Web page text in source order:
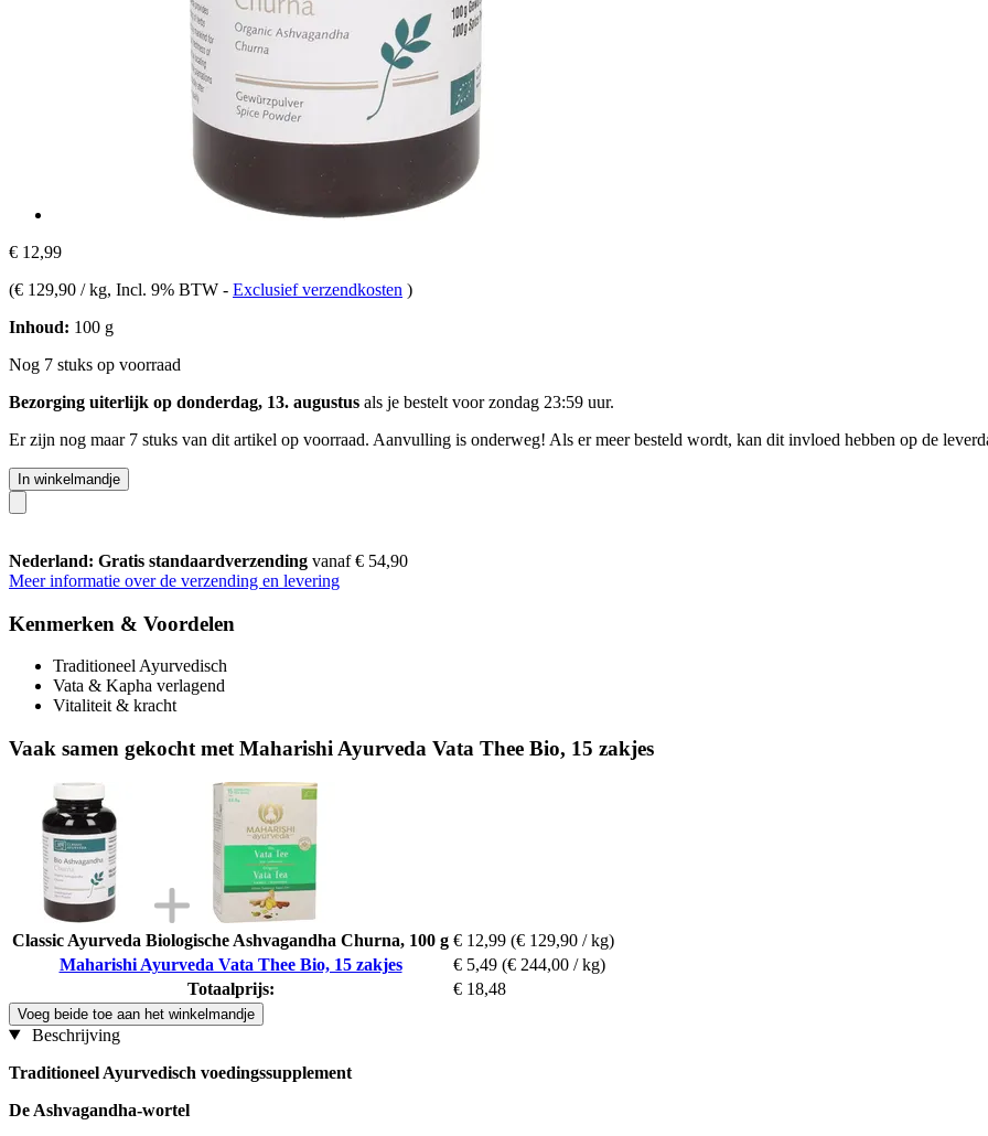
€ 12,99
(€ 129,90 / kg, Incl. 9% BTW - Exclusief verzendkosten )
Inhoud: 100 g
Nog 7 stuks op voorraad
Bezorging uiterlijk op donderdag, 13. augustus als je bestelt voorzondag 23:59 uur.
Er zijn nog maar 7 stuks van dit artikel op voorraad. Aanvulling is onderweg! Als er meer besteld wordt, kan dit invloed hebben op de
In winkelmandje
Nederland: Gratis standaardverzending vanaf € 54,90
Meer informatie over de verzending en levering
Kenmerken & Voordelen
Traditioneel Ayurvedisch
Vata & Kapha verlagend
Vitaliteit & kracht
Vaak samen gekocht met Maharishi Ayurveda Vata Thee Bio, 15 zakjes
Classic Ayurveda Biologische Ashvagandha Churna, 100 g € 12,99 (€ 129,90 / kg)
Maharishi Ayurveda Vata Thee Bio, 15 zakjes
€ 5,49 (€ 244,00 / kg)
Totaalprijs:
€ 18,48
Voeg beide toe aan het winkelmandje
Beschrijving
Traditioneel Ayurvedisch voedingssupplement
De Ashvagandha-wortel